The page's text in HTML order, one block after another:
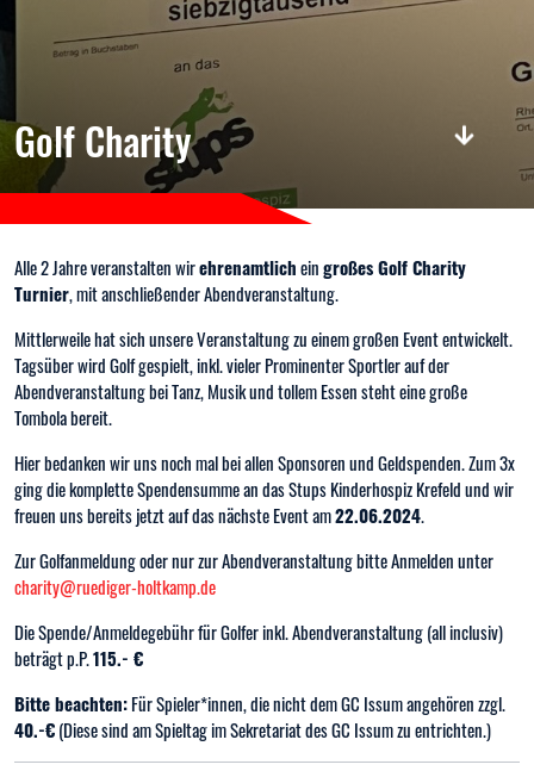
Golf Charity
Alle 2 Jahre veranstalten wirehrenamtlicheingroßes Golf Charity
Turnier, mit anschließender Abendveranstaltung.
Mittlerweile hat sich unsere Veranstaltung zu einem großen Event entwickelt.
Tagsüber wird Golf gespielt, inkl. vieler Prominenter Sportler auf der
Abendveranstaltung bei Tanz, Musik und tollem Essen steht eine große
Tombola bereit.
Hier bedanken wir uns noch mal bei allen Sponsoren und Geldspenden. Zum 3x
ging die komplette Spendensumme an das Stups Kinderhospiz Krefeld und wir
freuen uns bereits jetzt auf das nächste Event am22.06.2024.
Zur Golfanmeldung oder nur zur Abendveranstaltung bitte Anmelden unter
charity@ruediger-holtkamp.de
Die Spende/Anmeldegebühr für Golfer inkl. Abendveranstaltung (all inclusiv)
beträgt p.P.115.- €
Bitte beachten:Für Spieler*innen, die nicht dem GC Issum angehören zzgl.
40.-€(Diese sind am Spieltag im Sekretariat des GC Issum zu entrichten.)